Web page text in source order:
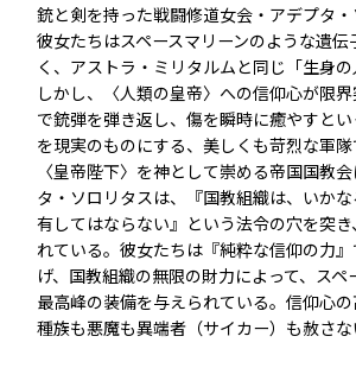
銃と剣を持った戦闘修道女会・アデプタ・
彼女たちはスペースマリーンのような遺伝
く、アストラ・ミリタルムと同じ「生身の
しかし、〈人類の皇帝〉への信仰心が限
で銃弾を弾き返し、傷を瞬時に癒やすとい
を現実のものにする、美しくも苛烈な軍隊
〈皇帝陛下〉を神として崇める帝国国教
タ・ソロリタスは、『国教組織は、いか
有してはならない』という法令の穴を突
れている。彼女たちは『純粋な信仰の力
げ、国教組織の無限の財力によって、スペ
最高峰の装備を与えられている。信仰心
種族も悪魔も異端者（サイカー）も赦さな